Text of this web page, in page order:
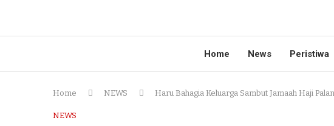
Home News Peristiwa
Home NEWS Haru Bahagia Keluarga Sambut Jamaah Haji
NEWS